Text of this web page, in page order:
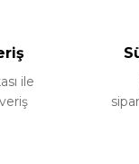
ile